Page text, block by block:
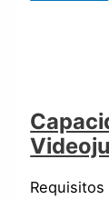
Requisitos